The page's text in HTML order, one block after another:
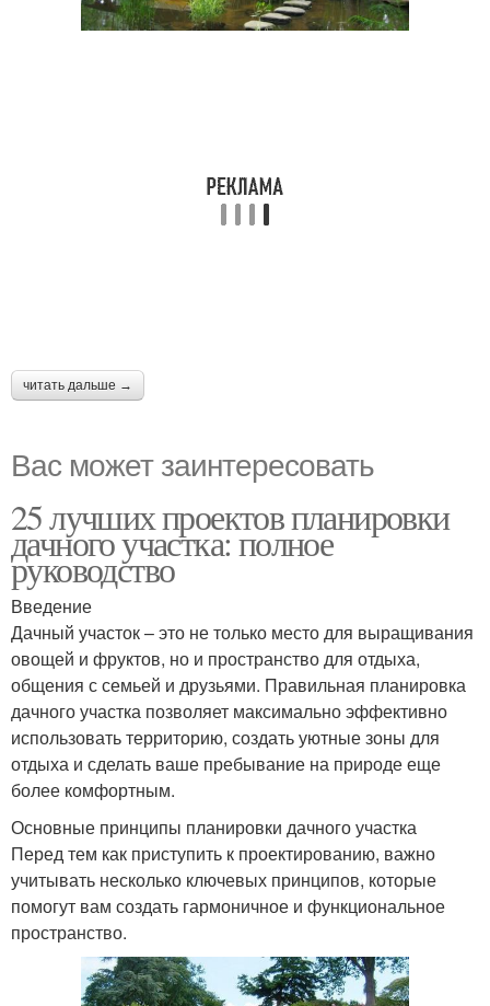
читать дальше →
Вас может заинтересовать
25 лучших проектов планировки
дачного участка: полное
руководство
Введение
Дачный участок – это не только место для выращивания
овощей и фруктов, но и пространство для отдыха,
общения с семьей и друзьями. Правильная планировка
дачного участка позволяет максимально эффективно
использовать территорию, создать уютные зоны для
отдыха и сделать ваше пребывание на природе еще
более комфортным.
Основные принципы планировки дачного участка
Перед тем как приступить к проектированию, важно
учитывать несколько ключевых принципов, которые
помогут вам создать гармоничное и функциональное
пространство.